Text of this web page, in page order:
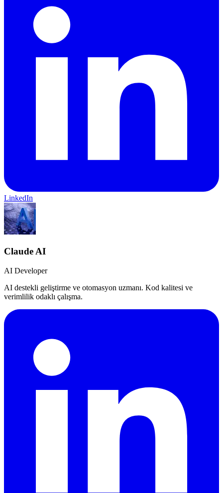
LinkedIn
Claude AI
AI Developer
AI destekli geliştirme ve otomasyon uzmanı. Kod kalitesi ve
verimlilik odaklı çalışma.